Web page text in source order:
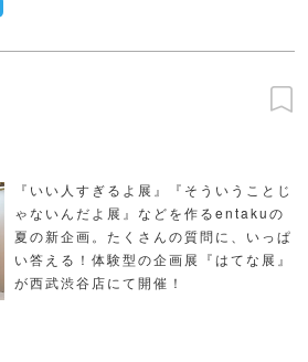
『いい人すぎるよ展』『そういうことじ
ゃないんだよ展』などを作るentakuの
夏の新企画。たくさんの質問に、いっぱ
い答える！体験型の企画展『はてな展』
が西武渋谷店にて開催！